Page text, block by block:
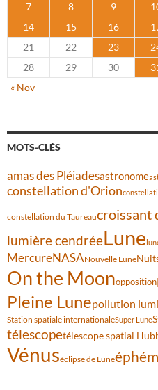
7
8 9
14
15 16
21
22 23
28
29 30
« Nov
MOTS-CLÉS
amas des Pléiadesastronome
constellation d'Orion
constellation du Taureaucroissant
lumière cendréeLune
MercureNASANouvelle Lune
On the Moonopposition
Pleine Lunepollution
Station spatiale internationaleSuper Lune
télescopetélescope spatial
Vénuséclipse de Lune